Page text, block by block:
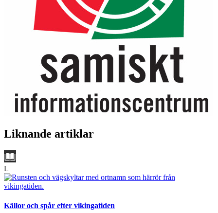
Liknande artiklar
L
Källor och spår efter vikingatiden